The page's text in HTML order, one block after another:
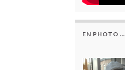
EN PHOTO …